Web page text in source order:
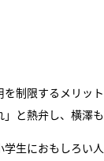
制限するメリッ
と熱弁し、横澤
生におもしろい